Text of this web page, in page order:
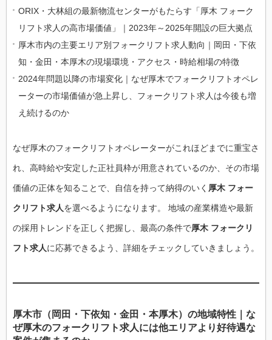
ORIX・大林組の最新物流センターがもたらす「厚木 フォーク
リフト求人の高市場価値」｜2023年～2025年開設の巨大拠点
厚木市内の主要エリア別フォークリフト求人動向｜岡田・下依
知・金田・本厚木の現場環境・アクセス・時給相場の特徴
2024年問題以降の市場変化｜なぜ厚木でフォークリフトオペレ
ーターの市場価値が急上昇し、フォークリフト求人は今後も増
え続けるのか
なぜ厚木のフォークリフトオペレーターがこれほどまでに重宝さ
れ、高時給や安定した正社員枠が用意されているのか、その市場
価値の正体を知ることで、自信を持って納得のいく 厚木 フォー
クリフト求人を選べるようになります。 地域の産業構造や最新
の採用トレンドを正しく把握し、最高の条件で厚木 フォークリ
フト求人に応募できるよう、詳細をチェックしていきましょう。
厚木市（岡田・下依知・金田・本厚木）の地域特性｜な
ぜ厚木のフォークリフト求人には他エリアより好待遇な